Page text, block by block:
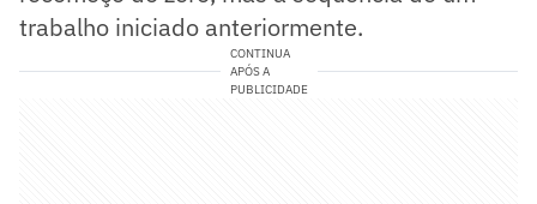
trabalho iniciado anteriormente.
CONTINUA
APÓS A
PUBLICIDADE